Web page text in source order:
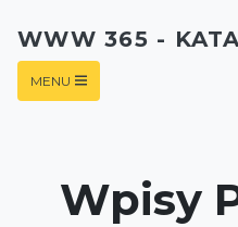
WWW 365 -
MENU
Wpisy